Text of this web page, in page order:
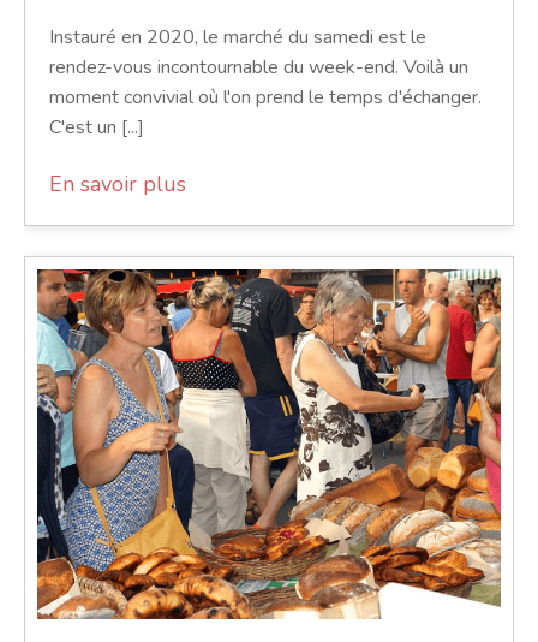
Instauré en 2020, le marché du samedi est le
rendez-vous incontournable du week-end. Voilà un
moment convivial où l'on prend le temps d'échanger.
C'est un [...]
En savoir plus